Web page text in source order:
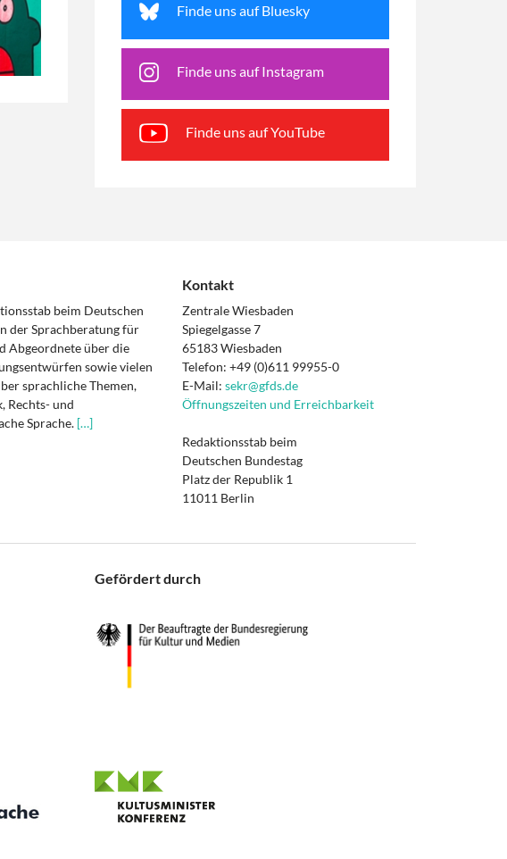
Finde uns auf Bluesky
Finde uns auf Instagram
Finde uns auf YouTube
beim Deutschen
der Sprachberatung für
Abgeordnete über die
sowie vielen
sprachliche Themen,
Rechts- und
Sprache. […]
Kontakt
Zentrale Wiesbaden
Spiegelgasse 7
65183 Wiesbaden
Telefon: +49 (0)611 99955-0
E-Mail: sekr@gfds.de
Öffnungszeiten und Erreichbarkeit
Redaktionsstab beim
Deutschen Bundestag
Platz der Republik 1
11011 Berlin
Gefördert durch